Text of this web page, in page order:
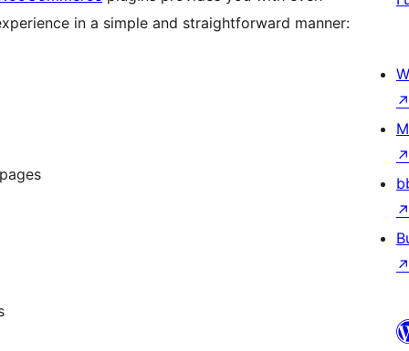
in a simple and straightforward manner:
↗
↗
↗
↗